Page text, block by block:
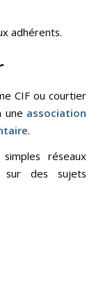
adhérents.
CIF ou courtier
une association
.
réseaux
sur des sujets